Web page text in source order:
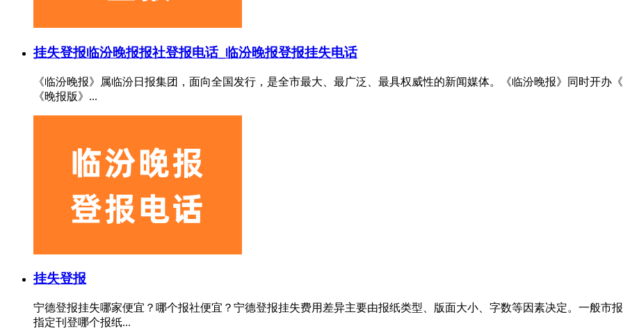
挂失登报临汾晚报报社登报电话_临汾晚报登报挂失电话
《临汾晚报》属临汾日报集团，面向全国发行，是全市最大、最广泛、最具权威性的新闻媒体。《临汾晚报》同时开办
《晚报版》...
挂失登报
宁德登报挂失哪家便宜？哪个报社便宜？宁德登报挂失费用差异主要由报纸类型、版面大小、字数等因素决定。一般市
指定刊登哪个报纸...